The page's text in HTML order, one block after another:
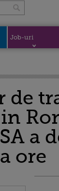
Job-uri
a
ore